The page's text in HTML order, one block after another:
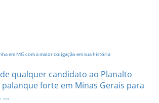
setembro
em MG com a maior coligação em sua história
qualquer candidato ao Planalto
forte em Minas Gerais para